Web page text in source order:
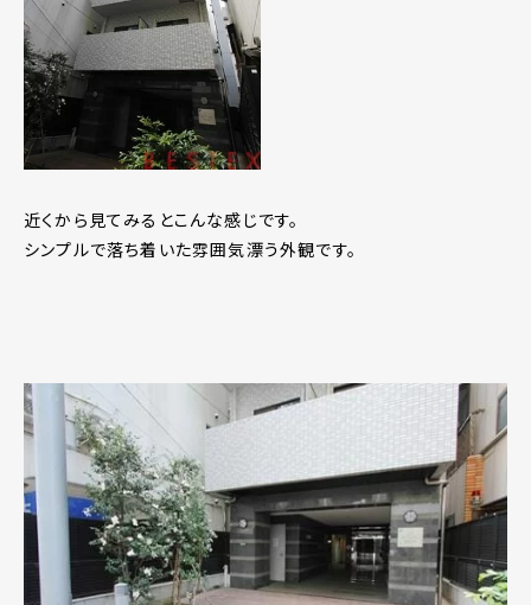
近くから見てみるとこんな感じです。
シンプルで落ち着いた雰囲気漂う外観です。